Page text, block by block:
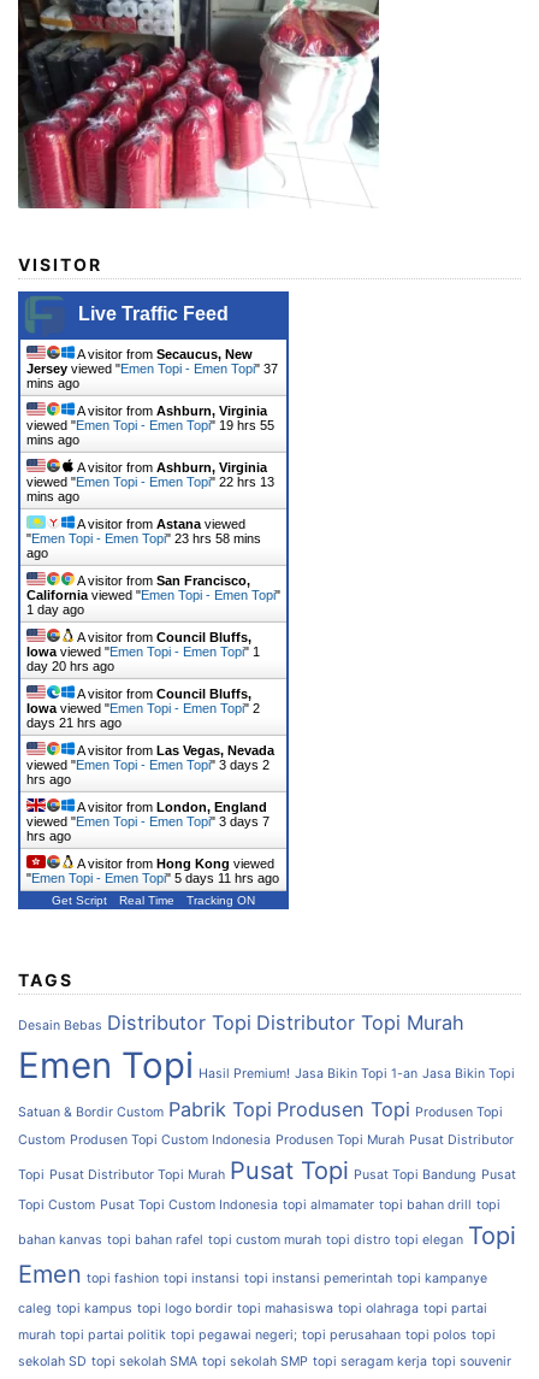
VISITOR
Live Traffic Feed
A visitor from Secaucus, New
Jersey viewed "Emen Topi - Emen Topi" 37
mins ago
A visitor from Ashburn, Virginia
viewed "Emen Topi - Emen Topi" 19 hrs 55
mins ago
A visitor from Ashburn, Virginia
viewed "Emen Topi - Emen Topi" 22 hrs 13
mins ago
A visitor from Astana viewed
"Emen Topi - Emen Topi" 23 hrs 58 mins
ago
A visitor from San Francisco,
California viewed "Emen Topi - Emen Topi"
1 day ago
A visitor from Council Bluffs,
Iowa viewed "Emen Topi - Emen Topi" 1
day 20 hrs ago
A visitor from Council Bluffs,
Iowa viewed "Emen Topi - Emen Topi" 2
days 21 hrs ago
A visitor from Las Vegas, Nevada
viewed "Emen Topi - Emen Topi" 3 days 2
hrs ago
A visitor from London, England
viewed "Emen Topi - Emen Topi" 3 days 7
hrs ago
A visitor from Hong Kong viewed
"Emen Topi - Emen Topi" 5 days 11 hrs ago
Get Script Real Time Tracking ON
TAGS
Desain Bebas Distributor Topi Distributor Topi Murah
Emen Topi Hasil Premium! Jasa Bikin Topi 1-an Jasa Bikin Topi
Satuan & Bordir Custom Pabrik Topi Produsen Topi Produsen Topi
Custom Produsen Topi Custom Indonesia Produsen Topi Murah Pusat Distributor
Topi Pusat Distributor Topi Murah Pusat Topi Pusat Topi Bandung Pusat
Topi Custom Pusat Topi Custom Indonesia topi almamater topi bahan drill topi
bahan kanvas topi bahan rafel topi custom murah topi distro topi elegan Topi
Emen topi fashion topi instansi topi instansi pemerintah topi kampanye
caleg topi kampus topi logo bordir topi mahasiswa topi olahraga topi partai
murah topi partai politik topi pegawai negeri; topi perusahaan topi polos topi
sekolah SD topi sekolah SMA topi sekolah SMP topi seragam kerja topi souvenir